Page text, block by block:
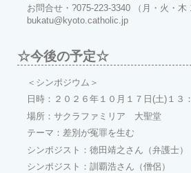
お問合せ・?075-223-3340 （月・火・木
bukatu@kyoto.catholic.jp
☆今後の予定☆
＜シンポジウム＞
日時：２０２６年１０月１７日(土)１３
場所：サクラファミリア 大聖堂
テーマ：差別が冤罪を生む
シンポジスト：徳田靖之さん（弁護士）
シンポジスト：訓覇浩さん（僧侶）